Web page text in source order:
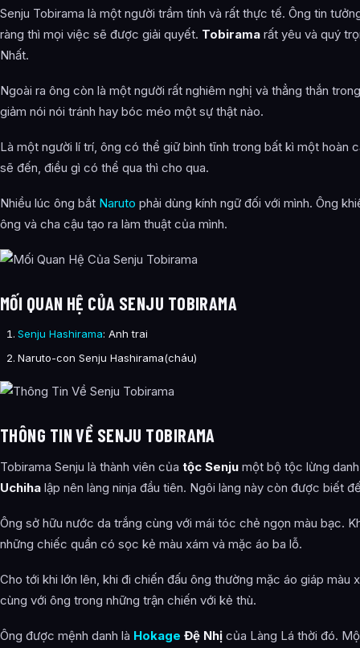
Senju Tobirama là một người trầm tính và rất thực tế. Ông tin
ràng thì mọi việc sẽ được giải quyết. Tobirama rất yêu và quý
Nhất.
Ngoài ra ông còn là một người rất nghiêm nghị và thẳng thắn
giảm nói nói tránh hay bóc méo một sự thật nào.
Là một người lí trí, ông có thể giữ bình tĩnh trong bất kì một hoàn
sẽ đến, điều gì có thể qua thì cho qua.
Nhiều lúc ông bắt Naruto phải dùng kính ngữ đối với mình. Ông
ông và cha cậu tạo ra làm thuật của mình.
MỐI QUAN HỆ CỦA SENJU TOBIRAMA
Senju Hashirama: Anh trai
Naruto-con Senju Hashirama(cháu)
THÔNG TIN VỀ SENJU TOBIRAMA
Tobirama Senju là thành viên của tộc Senju một bộ tộc lừng
Uchiha lập nên làng ninja đầu tiên. Ngôi làng này còn được biết
Ông sở hữu nước da trắng cùng với mái tóc chẻ ngọn màu bạc.
những chiếc quần có sọc kẻ màu xám và mặc áo ba lỗ.
Cho tới khi lớn lên, khi đi chiến đấu ông thường mặc áo giáp màu
cùng với ông trong những trận chiến với kẻ thù.
Ông được mệnh danh là Hokage Đệ Nhị của Làng Lá thời đó.